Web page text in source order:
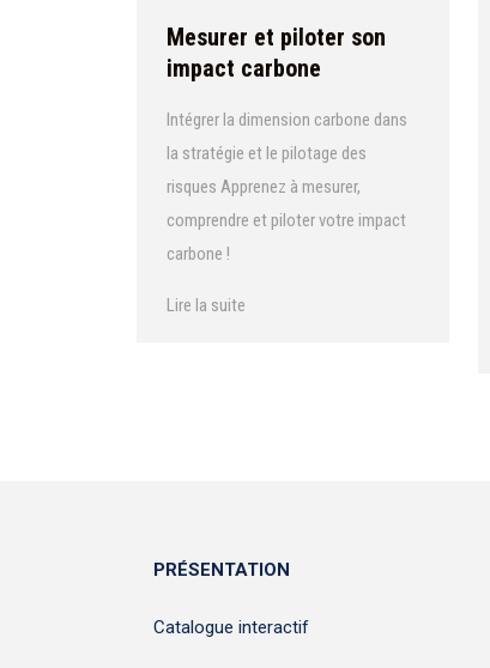
Mesurer et piloter son
impact carbone
Intégrer la dimension carbone dans
la stratégie et le pilotage des
risques Apprenez à mesurer,
comprendre et piloter votre impact
carbone !
Lire la suite
PRÉSENTATION
Catalogue interactif